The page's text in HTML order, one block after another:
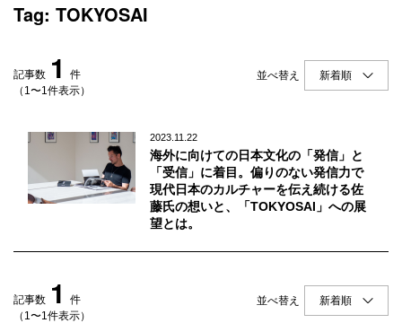
インタビュー
ニュース＆イベント
データ
SERVICE
Q&A
企業担当の方へ
ログイン
会員登録
Tag: TOKYOSAI
記事数 1
件
（1〜1件表示）
並べ替え
2023.11.22
海外に向けての日本文化の「発信」と
「受信」に着目。偏りのない発信力で
現代日本のカルチャーを伝え続ける佐
藤氏の想いと、「TOKYOSAI」への展
望とは。
記事数 1
件
（1〜1件表示）
並べ替え